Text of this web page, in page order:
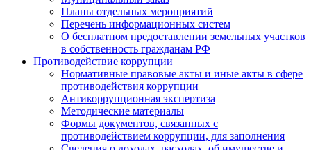
Планы отдельных мероприятий
Перечень информационных систем
О бесплатном предоставлении земельных участков
в собственность гражданам РФ
Противодействие коррупции
Нормативные правовые акты и иные акты в сфере
противодействия коррупции
Антикоррупционная экспертиза
Методические материалы
Формы документов, связанных с
противодействием коррупции, для заполнения